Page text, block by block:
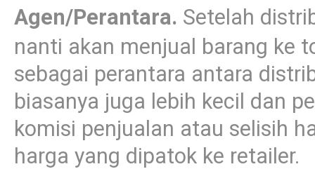
Agen/Perantara. Setelah
nanti akan menjual barang ke
sebagai perantara antara
biasanya juga lebih kecil dan
komisi penjualan atau selisih
harga yang dipatok ke retailer.